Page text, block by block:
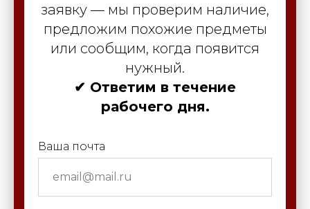
заявку — мы проверим наличие,
предложим похожие предметы
или сообщим, когда появится
нужный.
✔ Ответим в течение
рабочего дня.
Ваша почта